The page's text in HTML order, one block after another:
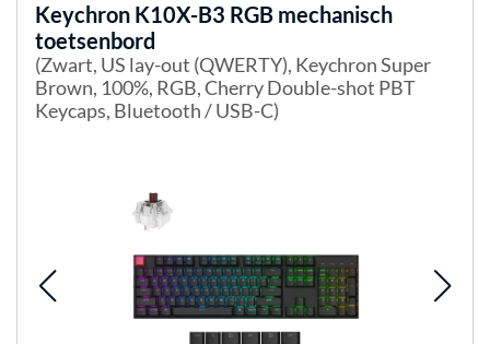
Keychron K10X-B3 RGB mechanisch
toetsenbord
(Zwart, US lay-out (QWERTY), Keychron Super
Brown, 100%, RGB, Cherry Double-shot PBT
Keycaps, Bluetooth / USB-C)